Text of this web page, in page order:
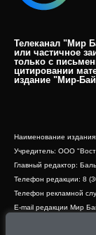
Телеканал "Мир
или частичное
только с
цитировании
издание "Мир-
Наименование
Учредитель: ООО
Главный редактор:
Телефон редакции: 8
Телефон рекламной
E-mail редакции Мир